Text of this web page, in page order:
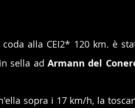
alla CEI2* 120 km. è
sella ad Armann del
sopra i 17 km/h, la